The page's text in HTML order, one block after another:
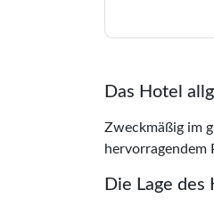
Das Hotel
Zweckmäßig im
hervorragendem
Die Lage des